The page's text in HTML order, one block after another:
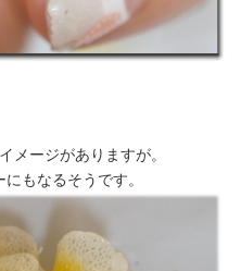
メージがありますが。
もなるそうです。